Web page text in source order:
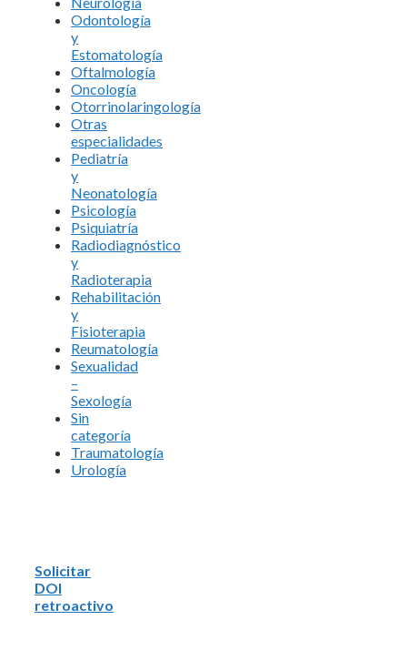
Odontología
y
Estomatología
Oftalmología
Oncología
Otorrinolaringología
Otras
especialidades
Pediatría
y
Neonatología
Psicología
Psiquiatría
Radiodiagnóstico
y
Radioterapia
Rehabilitación
y
Fisioterapia
Reumatología
Sexualidad
–
Sexología
Sin
categoría
Traumatología
Urología
Solicitar
DOI
retroactivo